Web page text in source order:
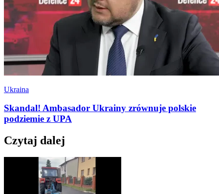
Ukraina
Skandal! Ambasador Ukrainy zrównuje polskie
podziemie z UPA
Czytaj dalej